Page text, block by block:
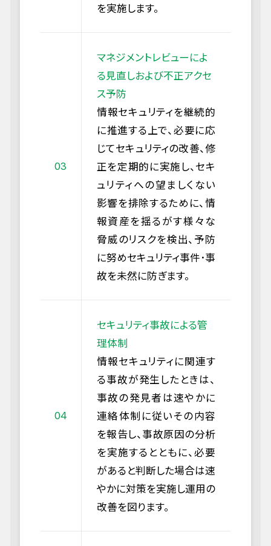
を実施します。
マネジメントレビューによ
る見直しおよび不正アクセ
ス予防
情報セキュリティを継続的
に推進する上で、必要に応
じてセキュリティの改善、修
正を定期的に実施し、セキ
ュリティへの望ましくない
影響を排除するために、情
報資産を揺るがす様々な
脅威のリスクを検出、予防
に努めセキュリティ事件･事
故を未然に防ぎます。
セキュリティ事故による管
理体制
情報セキュリティに関連す
る事故が発生したときは、
事故の発見者は速やかに
連絡体制に従いその内容
を報告し、事故原因の分析
を実施するとともに、必要
があると判断した場合は速
やかに対策を実施し運用の
改善を図ります。